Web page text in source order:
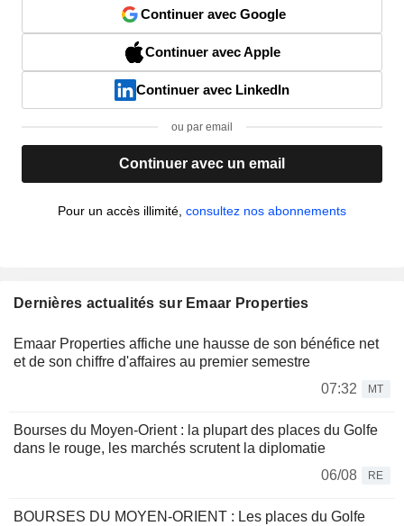
Continuer avec Google
Continuer avec Apple
Continuer avec LinkedIn
ou par email
Continuer avec un email
Pour un accès illimité, consultez nos abonnements
Dernières actualités sur Emaar Properties
Emaar Properties affiche une hausse de son bénéfice net
et de son chiffre d'affaires au premier semestre
07:32
MT
Bourses du Moyen-Orient : la plupart des places du Golfe
dans le rouge, les marchés scrutent la diplomatie
06/08
RE
BOURSES DU MOYEN-ORIENT : Les places du Golfe